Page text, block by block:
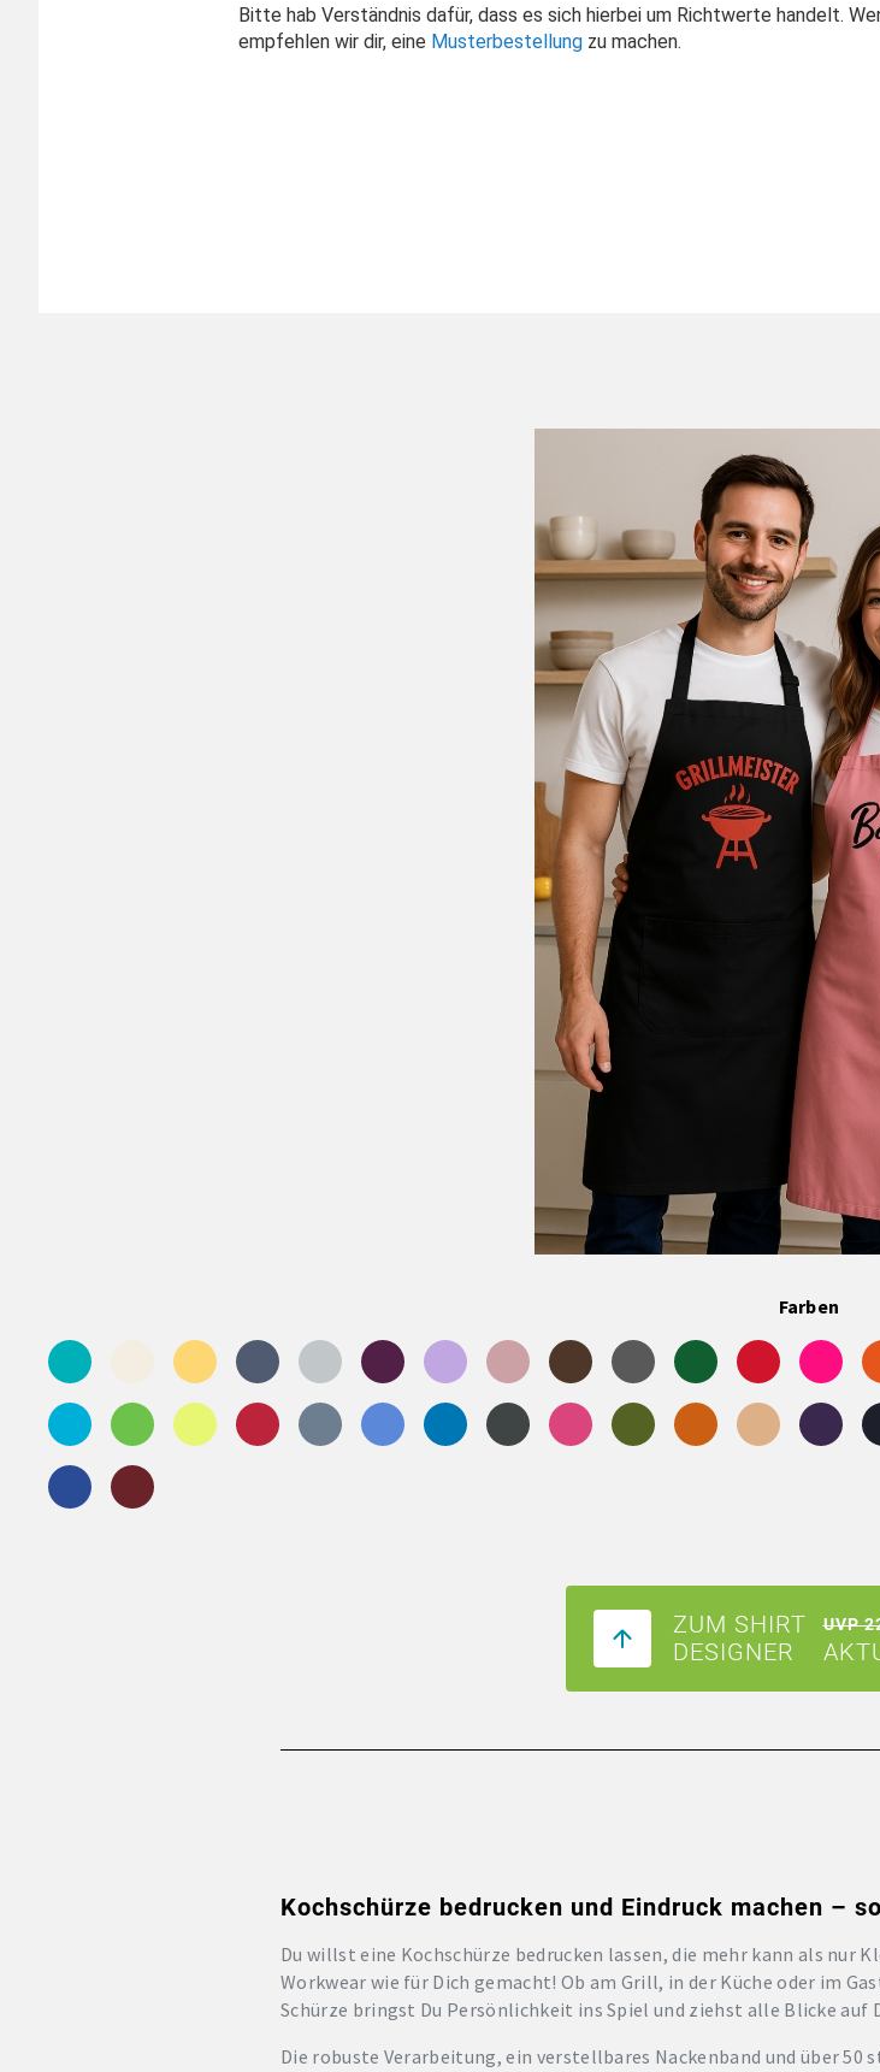
Bitte hab Verständnis dafür, dass es sich hierbei um Richtwerte handelt.
empfehlen wir dir, eine Musterbestellungzu machen.
Farben
ZUM SHIRT
DESIGNER
UVP
Kochschürze bedrucken und Eindruck machen –
Du willst eine Kochschürze bedrucken lassen, die mehr kann als nur
Workwear wie für Dich gemacht! Ob am Grill, in der Küche oder im
Schürze bringst Du Persönlichkeit ins Spiel und ziehst alle Blicke auf
Die robuste Verarbeitung, ein verstellbares Nackenband und über 50